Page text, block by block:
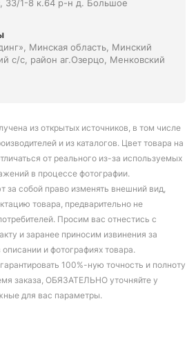
33/1-8 к.64 р-н д. Большое
Минская область, Минский
с/с, район аг.Озерцо, Менковский
из открытых источников, в том числе
и из каталогов. Цвет товара на
от реального из-за используемых
в процессе фотографии.
за собой право изменять внешний вид,
товара, предварительно не
Просим вас отнестись с
и заранее приносим извинения за
и фотографиях товара.
100%-ную точность и полноту
заказа, ОБЯЗАТЕЛЬНО уточняйте у
для вас параметры.